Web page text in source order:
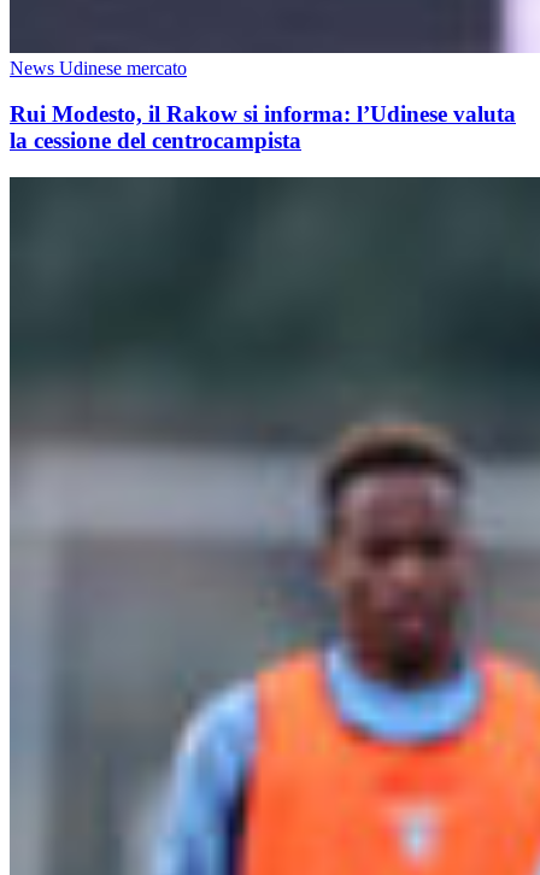
News Udinese mercato
Rui Modesto, il Rakow si informa: l’Udinese valuta
la cessione del centrocampista